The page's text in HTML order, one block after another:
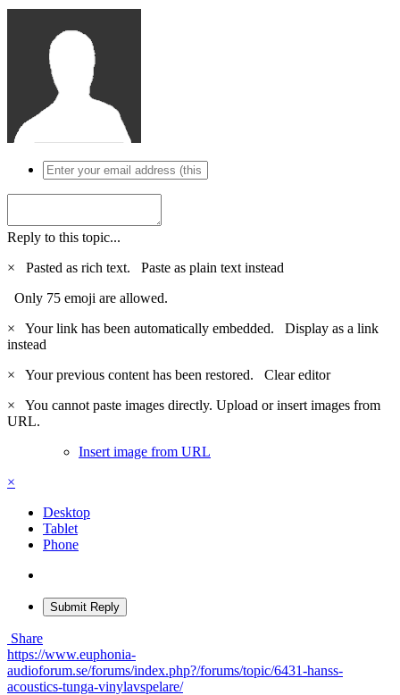
Reply to this topic...
×
Pasted as rich text. Paste as plain text instead
Only 75 emoji are allowed.
×
Your link has been automatically embedded. Display as a link
instead
×
Your previous content has been restored. Clear editor
×
You cannot paste images directly. Upload or insert images from
URL.
Insert image from URL
×
Desktop
Tablet
Phone
Submit Reply
Share
https://www.euphonia-
audioforum.se/forums/index.php?/forums/topic/6431-hanss-
acoustics-tunga-vinylavspelare/